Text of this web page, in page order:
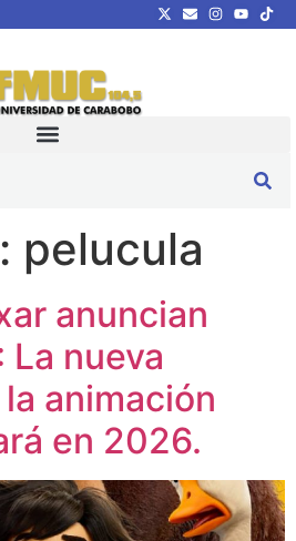
pelucula
anuncian
La nueva
animación
en 2026.